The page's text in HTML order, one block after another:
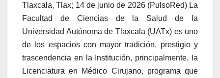
Tlaxcala, Tlax; 14 de junio de 2026 (PulsoRed) La
Facultad de Ciencias de la Salud de la
Universidad Autónoma de Tlaxcala (UATx) es uno
de los espacios con mayor tradición, prestigio y
trascendencia en la Institución, principalmente, la
Licenciatura en Médico Cirujano, programa que